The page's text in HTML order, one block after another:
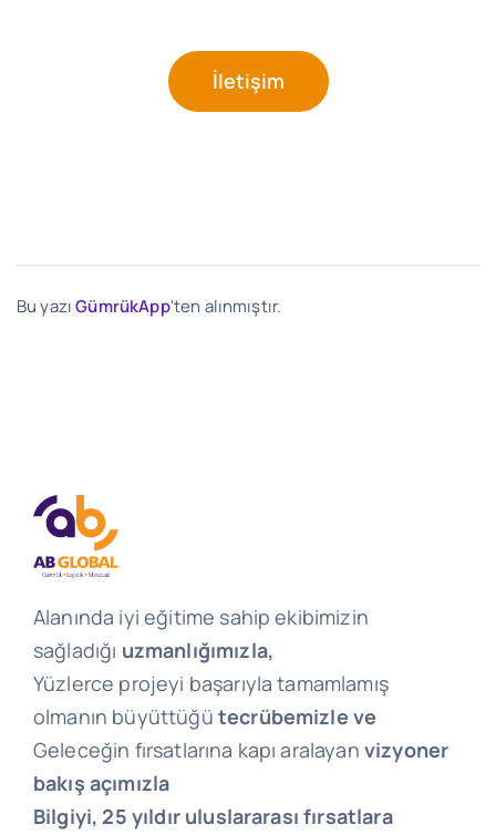
İletişim
Bu yazıGümrükApp'ten alınmıştır.
Alanında iyi eğitime sahip ekibimizin
sağladığı uzmanlığımızla,
Yüzlerce projeyi başarıyla tamamlamış
olmanın büyüttüğü tecrübemizle ve
Geleceğin fırsatlarına kapı aralayan vizyoner
bakış açımızla
Bilgiyi, 25 yıldır uluslararası fırsatlara